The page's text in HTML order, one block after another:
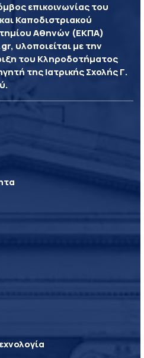
επικοινωνίας του
Καποδιστριακού
Αθηνών (ΕΚΠΑ)
υλοποιείται με την
του Κληροδοτήματος
της Ιατρικής Σχολής Γ.